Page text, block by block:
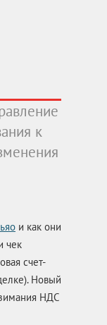
к
и как они
чек
счет-
Новый
НДС